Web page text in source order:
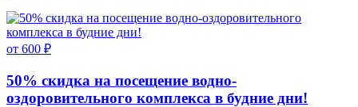
от 600 ₽
50% скидка на посещение водно-
оздоровительного комплекса в будние дни!